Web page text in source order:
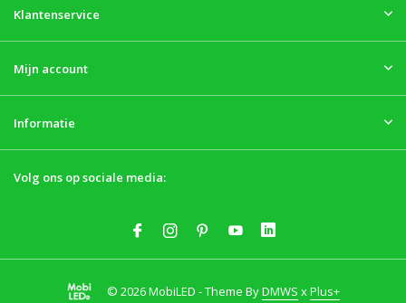
Klantenservice
Mijn account
Informatie
Volg ons op sociale media:
© 2026 MobiLED - Theme ByDMWS xPlus+